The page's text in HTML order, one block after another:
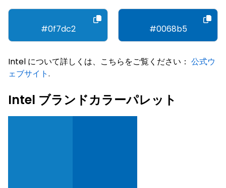
#0f7dc2 #0068b5
Intel について詳しくは、こちらをご覧ください： 公式ウ
ェブサイト.
Intel ブランドカラーパレット